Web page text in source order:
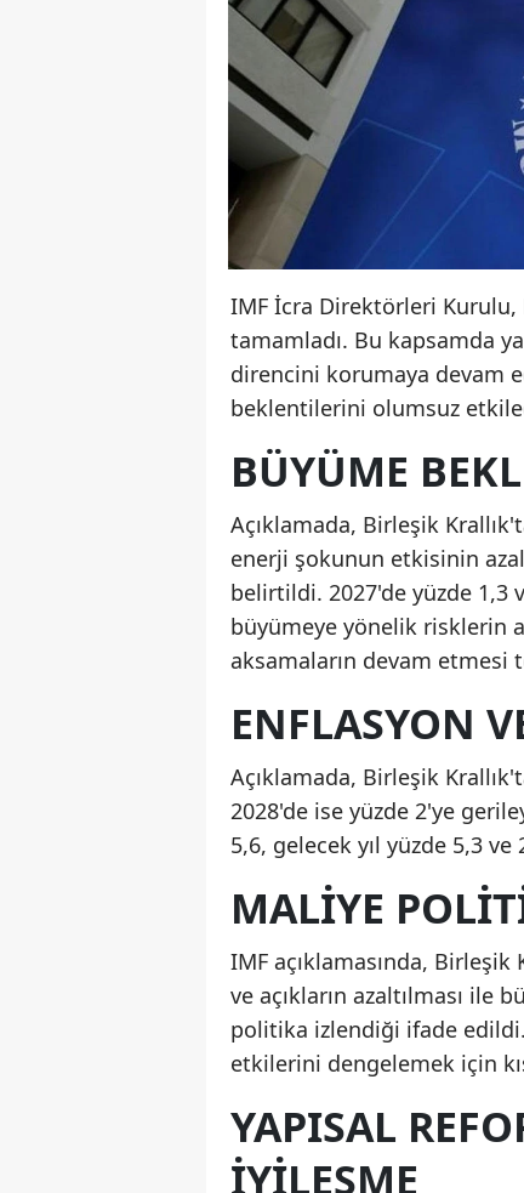
IMF İcra Direktörleri Kurulu,
tamamladı. Bu kapsamda
direncini korumaya devam
beklentilerini olumsuz
BÜYÜME
Açıklamada, Birleşik
enerji şokunun etkisinin
belirtildi. 2027'de yüzde 1,3
büyümeye yönelik risklerin
aksamaların devam
ENFLASYON
Açıklamada, Birleşik
2028'de ise yüzde 2'ye
5,6, gelecek yıl yüzde 5,3
MALIYE
IMF açıklamasında,
ve açıkların azaltılması ile
politika izlendiği ifade edildi.
etkilerini dengelemek için
YAPISAL
İYILEŞME